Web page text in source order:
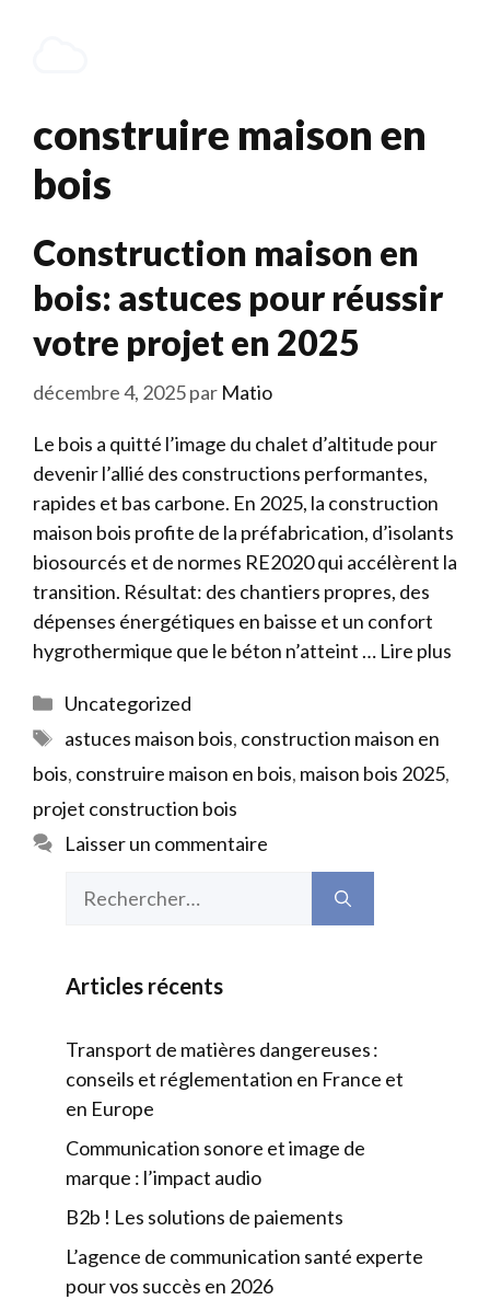
construire maison en
bois
Construction maison en
bois: astuces pour réussir
votre projet en 2025
décembre 4, 2025par Matio
Le bois a quitté l’image du chalet d’altitude pour
devenir l’allié des constructions performantes,
rapides et bas carbone. En 2025, la construction
maison bois profite de la préfabrication, d’isolants
biosourcés et de normes RE2020 qui accélèrent la
transition. Résultat: des chantiers propres, des
dépenses énergétiques en baisse et un confort
hygrothermique que le béton n’atteint … Lire plus
Catégories
Uncategorized
Étiquettes
astuces maison bois, construction maison en
bois, construire maison en bois, maison bois 2025,
projet construction bois
Laisser un commentaire
Articles récents
Transport de matières dangereuses :
conseils et réglementation en France et
en Europe
Communication sonore et image de
marque : l’impact audio
B2b ! Les solutions de paiements
L’agence de communication santé experte
pour vos succès en 2026